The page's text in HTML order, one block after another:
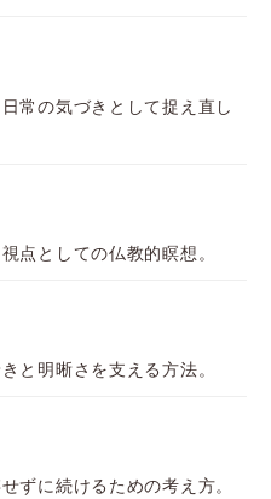
常の気づきとして捉え直し
点としての仏教的瞑想。
と明晰さを支える方法。
ずに続けるための考え方。